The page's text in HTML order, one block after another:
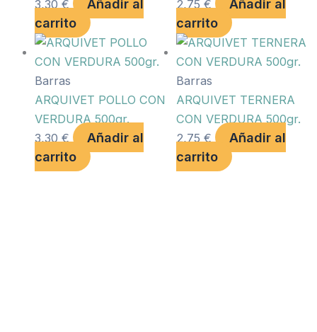
3,30€
Añadir al
carrito
2,75€
Añadir al
carrito
Barras
ARQUIVET POLLO CON
VERDURA 500gr.
3,30€
Añadir al
carrito
Barras
ARQUIVET TERNERA
CON VERDURA 500gr.
2,75€
Añadir al
carrito